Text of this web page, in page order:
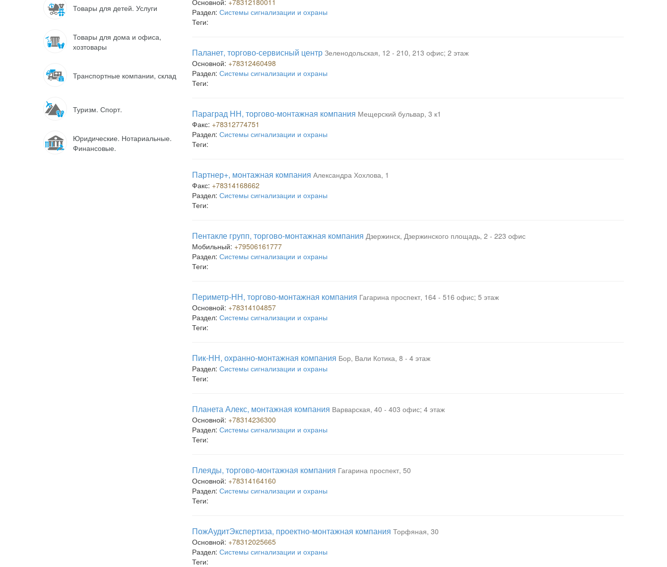
Товары для детей. Услуги
Товары для дома и офиса,
хозтовары
Транспортные компании, склад
Туризм. Спорт.
Юридические. Нотариальные.
Финансовые.
Основной: +78312180011
Раздел: Системы сигнализации и охраны
Теги:
Паланет, торгово-сервисный центр Зеленодольская, 12 - 210, 213 офис; 2 этаж
Основной: +78312460498
Раздел: Системы сигнализации и охраны
Теги:
Параград НН, торгово-монтажная компания Мещерский бульвар, 3 к1
Факс: +78312774751
Раздел: Системы сигнализации и охраны
Теги:
Партнер+, монтажная компания Александра Хохлова, 1
Факс: +78314168662
Раздел: Системы сигнализации и охраны
Теги:
Пентакле групп, торгово-монтажная компания Дзержинск, Дзержинского площадь, 2 - 223 офис
Мобильный: +79506161777
Раздел: Системы сигнализации и охраны
Теги:
Периметр-НН, торгово-монтажная компания Гагарина проспект, 164 - 516 офис; 5 этаж
Основной: +78314104857
Раздел: Системы сигнализации и охраны
Теги:
Пик-НН, охранно-монтажная компания Бор, Вали Котика, 8 - 4 этаж
Раздел: Системы сигнализации и охраны
Теги:
Планета Алекс, монтажная компания Варварская, 40 - 403 офис; 4 этаж
Основной: +78314236300
Раздел: Системы сигнализации и охраны
Теги:
Плеяды, торгово-монтажная компания Гагарина проспект, 50
Основной: +78314164160
Раздел: Системы сигнализации и охраны
Теги:
ПожАудитЭкспертиза, проектно-монтажная компания Торфяная, 30
Основной: +78312025665
Раздел: Системы сигнализации и охраны
Теги: